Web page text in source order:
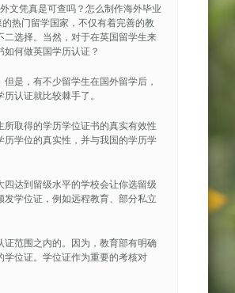
文凭真是可查吗？怎么制作海外毕业
热门留学国家，不仅有着完善的教
选择。当然，对于在英国留学生来
何做英国学历认证？
是，有不少留学生在国外留学后，
认证就比较棘手了。
取得的学历学位证书的真实有效性
学位的真实性，并与我国的学历学
达到留级水平的学校会让你选留级
学位证，例如远程教育、部分私立
范围之内的。因为，教育部有明确
位证。学位证作为重要的考核对